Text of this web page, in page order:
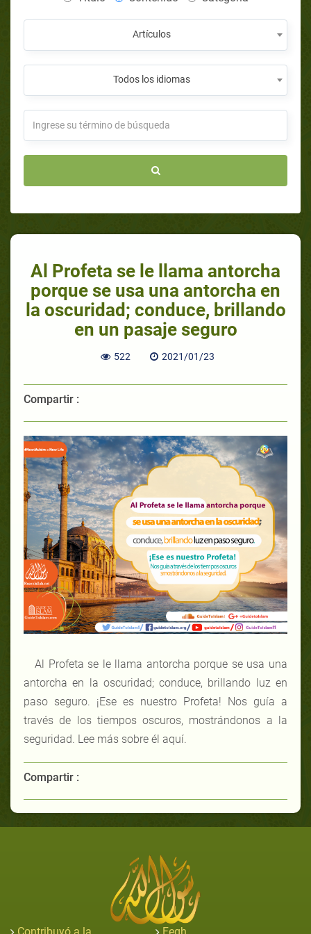
Artículos
Todos los idiomas
Al Profeta se le llama antorcha
porque se usa una antorcha en
la oscuridad; conduce, brillando
en un pasaje seguro
522 2021/01/23
Compartir :
Al Profeta se le llama antorcha porque se usa una
antorcha en la oscuridad; conduce, brillando luz en
paso seguro. ¡Ese es nuestro Profeta! Nos guía a
través de los tiempos oscuros, mostrándonos a la
seguridad. Lee más sobre él aquí.
Compartir :
Contribuyó a la Feqh